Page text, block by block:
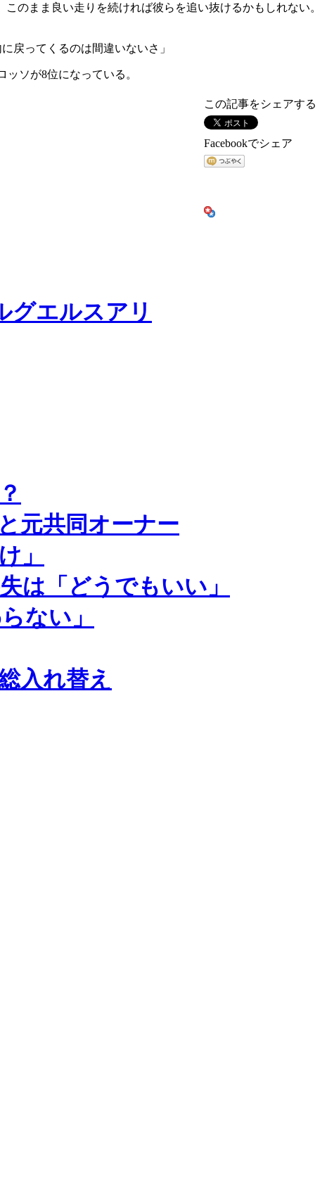
のまま良い走りを続ければ彼らを追い抜けるかもしれない。
戻ってくるのは間違いないさ」
ソが8位になっている。
この記事をシェアする
Facebookでシェア
グエルスアリ
元共同オーナー
」
は「どうでもいい」
ない」
入れ替え